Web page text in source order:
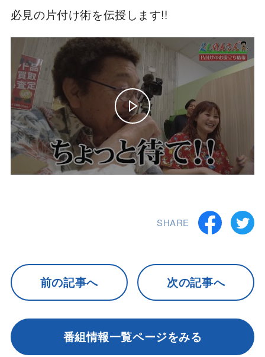
必見の片付け術を伝授します!!
SHARE
前の記事へ 次の記事へ
番組情報一覧ページをみる